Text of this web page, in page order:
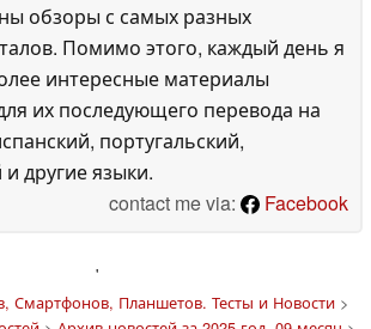
обзоры с самых разных
Помимо этого, каждый день я
интересные материалы
их последующего перевода на
португальский,
другие языки.
contact me via:
Facebook
'
Смартфонов, Планшетов. Тесты и Новости>